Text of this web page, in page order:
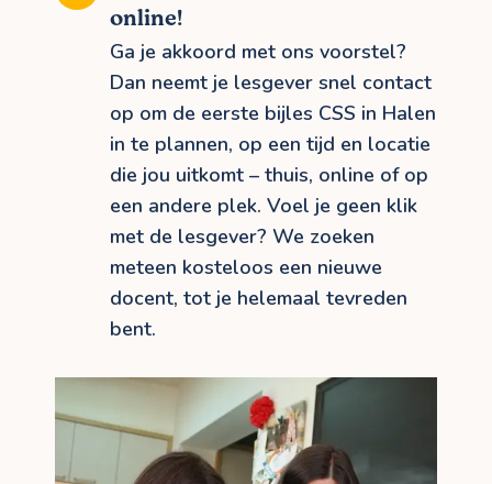
online!
Ga je akkoord met ons voorstel?
Dan neemt je lesgever snel contact
op om de eerste bijles CSS in Halen
in te plannen, op een tijd en locatie
die jou uitkomt – thuis, online of op
een andere plek. Voel je geen klik
met de lesgever? We zoeken
meteen kosteloos een nieuwe
docent, tot je helemaal tevreden
bent.